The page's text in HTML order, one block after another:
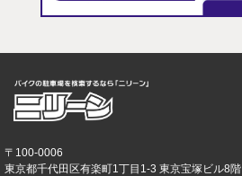
〒100-0006
東京都千代田区有楽町1丁目1-3 東京宝塚ビル8階